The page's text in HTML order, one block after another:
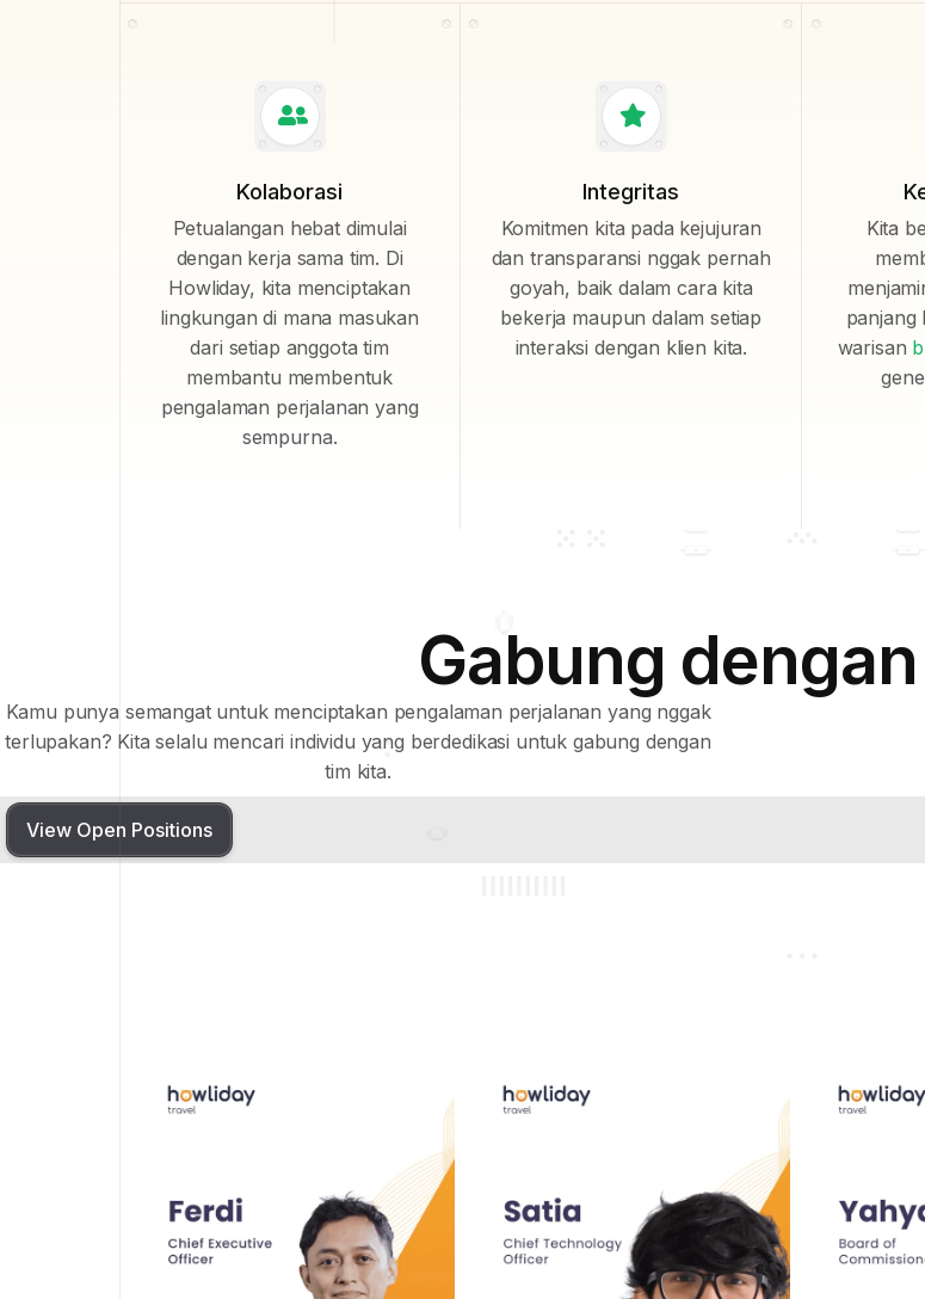
Kolaborasi
Petualangan hebat dimulai
dengan kerja sama tim. Di
Howliday, kita menciptakan
lingkungan di mana masukan
dari setiap anggota tim
membantu membentuk
pengalaman perjalanan yang
sempurna.
Integritas
Komitmen kita pada kejujuran
dan transparansi nggak pernah
goyah, baik dalam cara kita
bekerja maupun dalam setiap
interaksi dengan klien kita.
Kita
panjang
warisan
Gabung
Kamu punya semangat untuk menciptakan pengalaman perjalanan yang nggak
terlupakan? Kita selalu mencari individu yang berdedikasi untuk gabung dengan
tim kita.
View Open Positions